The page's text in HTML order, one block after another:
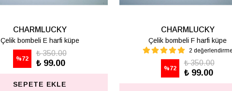
CHARMLUCKY
Çelik bombeli M harfi lüpe
1 değerlendirme
%72
₺ 350.00
₺ 99.00
CHARMLUCKY
Çelik bombeli S harfi küpe
%72
₺ 350.00
₺ 99.00
SEPETE EKLE